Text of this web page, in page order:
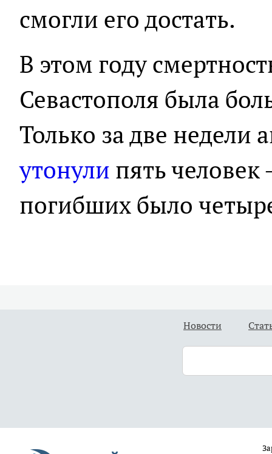
смогли его достать.
В этом году
Севастополя была
Только за две недели
утонули пять
погибших было
Новости